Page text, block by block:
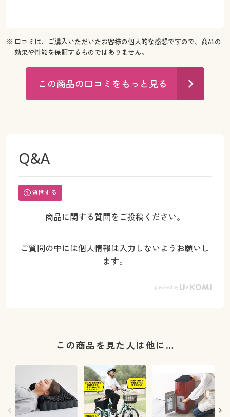
※ 口コミは、ご購入いただいたお客様の個人的な感想ですので、商品の
効果や性能を保証するものではありません。
この商品の口コミをもっと見る
Q&A
質問する
商品に関する質問をご投稿ください。
ご質問の中には個人情報は入力しないようお願いし
ます。
この商品を見た人は他に…